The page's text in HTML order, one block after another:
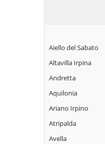
Aiello del Sabato
Altavilla Irpina
Andretta
Aquilonia
Ariano Irpino
Atripalda
Avella